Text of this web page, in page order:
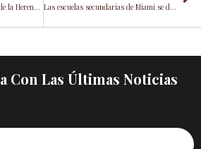
Descubra su ritmo este Mes de la Herencia Hispana en Seminole Hard Rock Hotel & Casino Hollywood Las escuelas secundarias de Miami se destacan por producir la mayor cantidad de talento de la NFL para las listas del fin de semana inaugural
Con Las Últimas Noticias